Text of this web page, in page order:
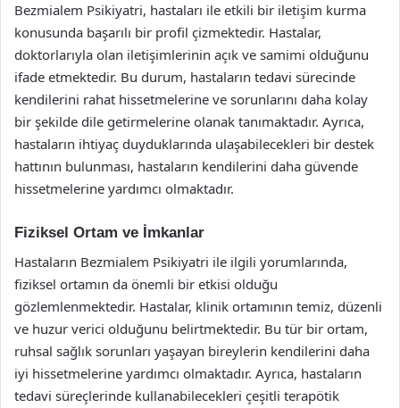
Bezmialem Psikiyatri, hastaları ile etkili bir iletişim kurma
konusunda başarılı bir profil çizmektedir. Hastalar,
doktorlarıyla olan iletişimlerinin açık ve samimi olduğunu
ifade etmektedir. Bu durum, hastaların tedavi sürecinde
kendilerini rahat hissetmelerine ve sorunlarını daha kolay
bir şekilde dile getirmelerine olanak tanımaktadır. Ayrıca,
hastaların ihtiyaç duyduklarında ulaşabilecekleri bir destek
hattının bulunması, hastaların kendilerini daha güvende
hissetmelerine yardımcı olmaktadır.
Fiziksel Ortam ve İmkanlar
Hastaların Bezmialem Psikiyatri ile ilgili yorumlarında,
fiziksel ortamın da önemli bir etkisi olduğu
gözlemlenmektedir. Hastalar, klinik ortamının temiz, düzenli
ve huzur verici olduğunu belirtmektedir. Bu tür bir ortam,
ruhsal sağlık sorunları yaşayan bireylerin kendilerini daha
iyi hissetmelerine yardımcı olmaktadır. Ayrıca, hastaların
tedavi süreçlerinde kullanabilecekleri çeşitli terapötik